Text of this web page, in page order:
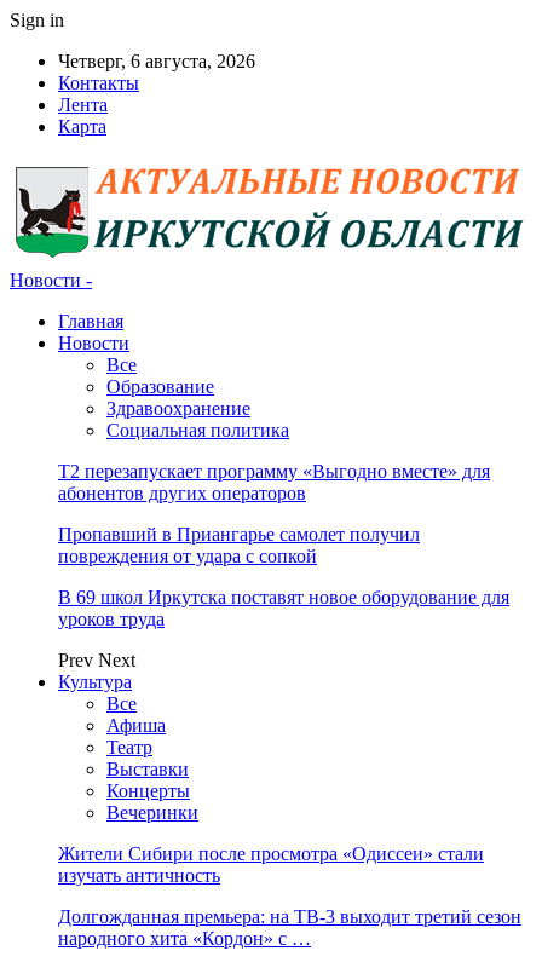
Sign in
Четверг, 6 августа, 2026
Контакты
Лента
Карта
Новости -
Главная
Новости
Все
Образование
Здравоохранение
Социальная политика
Т2 перезапускает программу «Выгодно вместе» для
абонентов других операторов
Пропавший в Приангарье самолет получил
повреждения от удара с сопкой
В 69 школ Иркутска поставят новое оборудование для
уроков труда
Prev Next
Культура
Все
Афиша
Театр
Выставки
Концерты
Вечеринки
Жители Сибири после просмотра «Одиссеи» стали
изучать античность
Долгожданная премьера: на ТВ-3 выходит третий сезон
народного хита «Кордон» с …